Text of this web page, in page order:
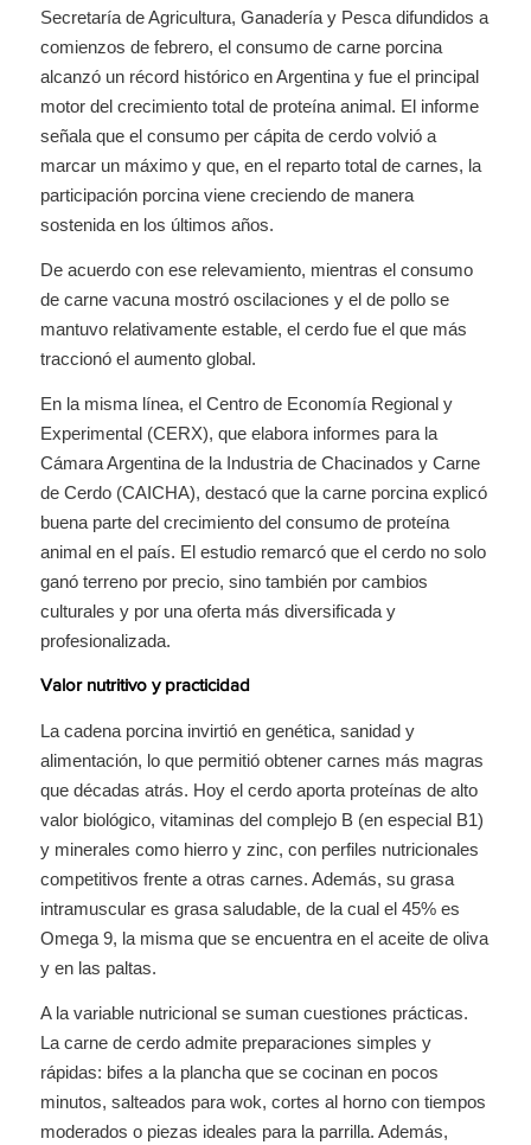
Secretaría de Agricultura, Ganadería y Pesca difundidos a
comienzos de febrero, el consumo de carne porcina
alcanzó un récord histórico en Argentina y fue el principal
motor del crecimiento total de proteína animal. El informe
señala que el consumo per cápita de cerdo volvió a
marcar un máximo y que, en el reparto total de carnes, la
participación porcina viene creciendo de manera
sostenida en los últimos años.
De acuerdo con ese relevamiento, mientras el consumo
de carne vacuna mostró oscilaciones y el de pollo se
mantuvo relativamente estable, el cerdo fue el que más
traccionó el aumento global.
En la misma línea, el Centro de Economía Regional y
Experimental (CERX), que elabora informes para la
Cámara Argentina de la Industria de Chacinados y Carne
de Cerdo (CAICHA), destacó que la carne porcina explicó
buena parte del crecimiento del consumo de proteína
animal en el país. El estudio remarcó que el cerdo no solo
ganó terreno por precio, sino también por cambios
culturales y por una oferta más diversificada y
profesionalizada.
Valor nutritivo y practicidad
La cadena porcina invirtió en genética, sanidad y
alimentación, lo que permitió obtener carnes más magras
que décadas atrás. Hoy el cerdo aporta proteínas de alto
valor biológico, vitaminas del complejo B (en especial B1)
y minerales como hierro y zinc, con perfiles nutricionales
competitivos frente a otras carnes. Además, su grasa
intramuscular es grasa saludable, de la cual el 45% es
Omega 9, la misma que se encuentra en el aceite de oliva
y en las paltas.
A la variable nutricional se suman cuestiones prácticas.
La carne de cerdo admite preparaciones simples y
rápidas: bifes a la plancha que se cocinan en pocos
minutos, salteados para wok, cortes al horno con tiempos
moderados o piezas ideales para la parrilla. Además,